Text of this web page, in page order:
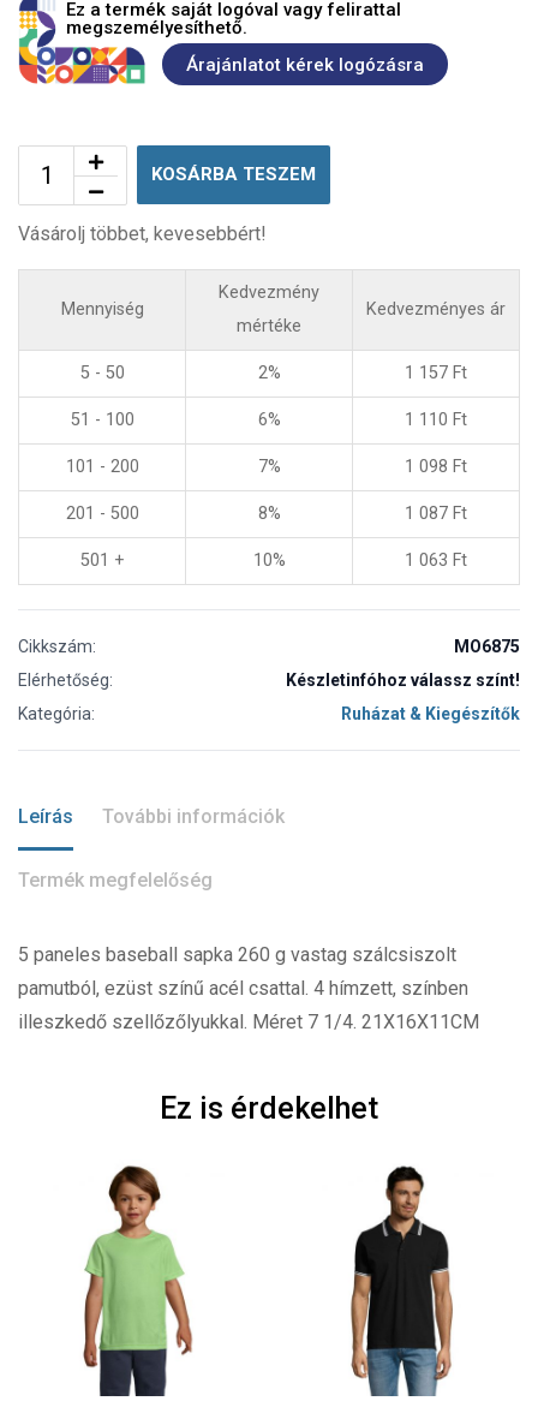
Ez a termék saját logóval vagy felirattal
megszemélyesíthető.
Árajánlatot kérek logózásra
KOSÁRBA TESZEM
Vásárolj többet, kevesebbért!
Mennyiség
Kedvezmény
mértéke
Kedvezményes ár
5 - 50 2% 1 157 Ft
51 - 100 6% 1 110 Ft
101 - 200 7% 1 098 Ft
201 - 500 8% 1 087 Ft
501 + 10% 1 063 Ft
Cikkszám:
MO6875
Elérhetőség:
Készletinfóhoz válassz színt!
Kategória:
Ruházat & Kiegészítők
Leírás További információk
Termék megfelelőség
5 paneles baseball sapka 260 g vastag szálcsiszolt
pamutból, ezüst színű acél csattal. 4 hímzett, színben
illeszkedő szellőzőlyukkal. Méret 7 1/4. 21X16X11CM
Ez is érdekelhet